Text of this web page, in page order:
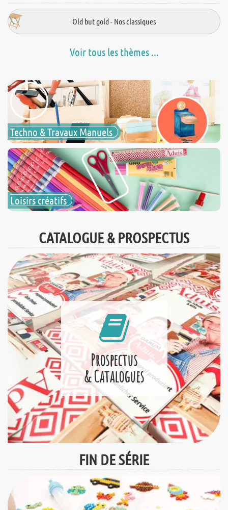
Old but gold - Nos classiques
Voir tous les thèmes ...
Techno & Travaux Manuels
Loisirs créatifs
CATALOGUE & PROSPECTUS
Prospectus
& Catalogues
FIN DE SÉRIE